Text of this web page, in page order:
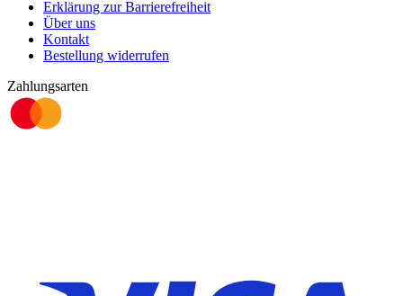
Erklärung zur Barrierefreiheit
Über uns
Kontakt
Bestellung widerrufen
Zahlungsarten